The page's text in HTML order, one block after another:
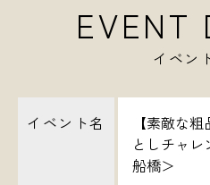
EVENT
イベン
イベント名
【素敵な
としチャレ
船橋＞